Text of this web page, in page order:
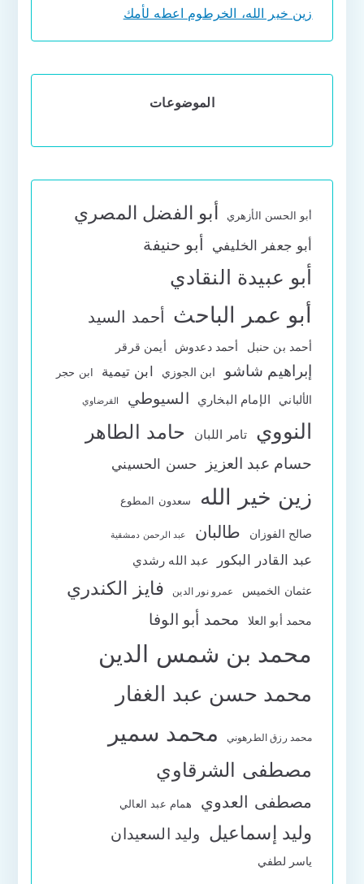
زين خير الله، الخرطوم اعطه لأمك
الموضوعات
أبو الحسن الأزهري أبو الفضل المصري
أبو جعفر الخليفي أبو حنيفة
أبو عبيدة النقادي
أبو عمر الباحث أحمد السيد
أحمد بن حنبل أحمد دعدوش أيمن قرقر
إبراهيم شاشو ابن الجوزي ابن تيمية ابن حجر
الألباني الإمام البخاري السيوطي القرضاوي
النووي تامر اللبان حامد الطاهر
حسام عبد العزيز حسن الحسيني
زين خير الله سعدون المطوع
صالح الفوزان طالبان عبد الرحمن دمشقية
عبد القادر البكور عبد الله رشدي
عثمان الخميس عمرو نور الدين فايز الكندري
محمد أبو العلا محمد أبو الوفا
محمد بن شمس الدين
محمد حسن عبد الغفار
محمد رزق الطرهوني محمد سمير
مصطفى الشرقاوي
مصطفى العدوي همام عبد العالي
وليد إسماعيل وليد السعيدان
ياسر لطفي